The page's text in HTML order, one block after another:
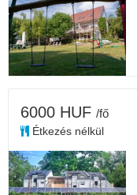
6000 HUF /fő
Étkezés nélkül